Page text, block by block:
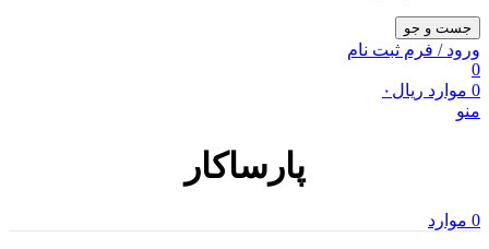
جست و جو
ورود / فرم ثبت نام
0
0 موارد ریال ۰
منو
پارساکار
0 موارد